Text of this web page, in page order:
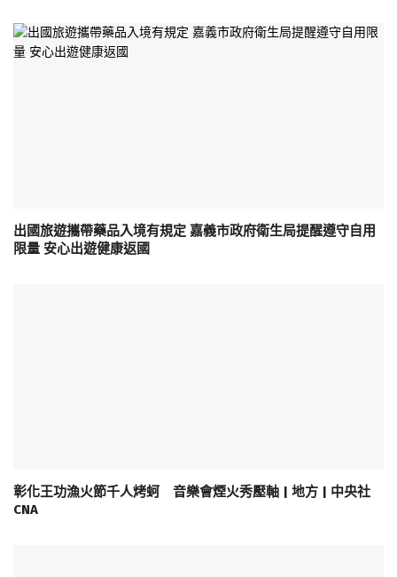
出國旅遊攜帶藥品入境有規定 嘉義市政府衛生局提醒遵守自用
限量 安心出遊健康返國
彰化王功漁火節千人烤蚵 音樂會煙火秀壓軸 | 地方 | 中央社
CNA